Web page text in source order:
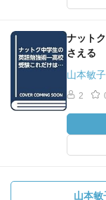
ナット
さえる
山本敏子
2
山本敏